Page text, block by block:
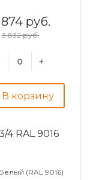
руб.
3 832 руб.
+
В корзину
4 RAL 9016
(RAL 9016)